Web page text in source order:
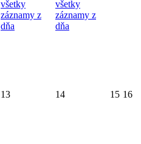
všetky
záznamy z
dňa
všetky
záznamy z
dňa
13 14 15 16